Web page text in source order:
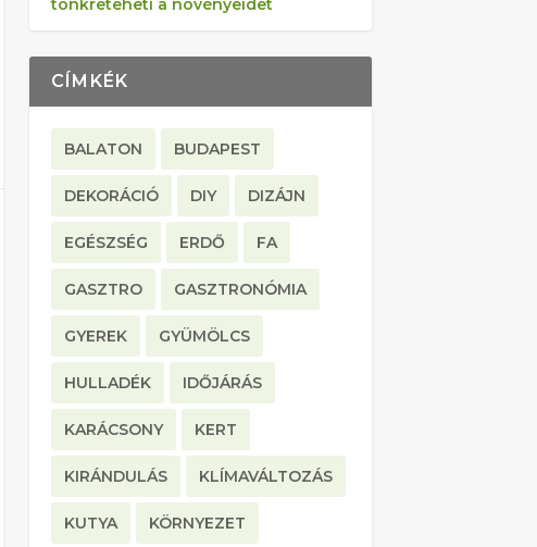
tönkreteheti a növényeidet
CÍMKÉK
BALATON BUDAPEST
DEKORÁCIÓ DIY DIZÁJN
EGÉSZSÉG ERDŐ FA
GASZTRO GASZTRONÓMIA
GYEREK GYÜMÖLCS
HULLADÉK IDŐJÁRÁS
KARÁCSONY KERT
KIRÁNDULÁS KLÍMAVÁLTOZÁS
KUTYA KÖRNYEZET